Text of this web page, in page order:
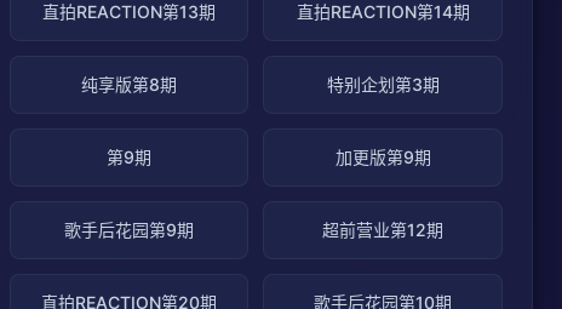
直拍REACTION第13期 直拍REACTION第14期
纯享版第8期 特别企划第3期
第9期 加更版第9期
歌手后花园第9期 超前营业第12期
直拍REACTION第20期 歌手后花园第10期